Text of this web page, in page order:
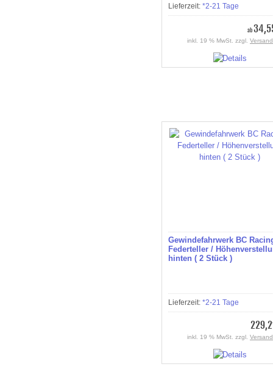
Lieferzeit: *2-21 Tage
ab
inkl. 19 % MwSt. zzgl.
Gewindefahrwerk BC
Federteller /
hinten ( 2 Stück )
Lieferzeit: *2-21 Tage
inkl. 19 % MwSt. zzgl.